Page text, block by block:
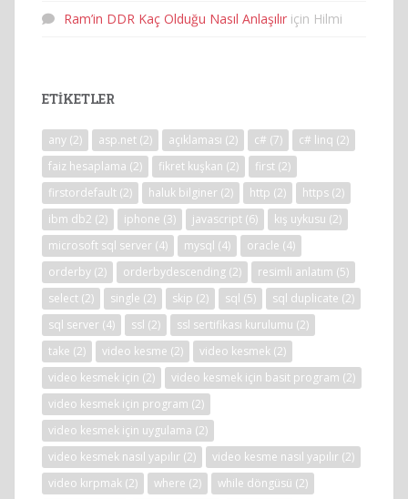
Ram’in DDR Kaç Olduğu Nasıl Anlaşılır için Hilmi
ETIKETLER
any (2) asp.net (2) açıklaması (2) c# (7) c# linq (2)
faiz hesaplama (2) fikret kuşkan (2) first (2)
firstordefault (2) haluk bilginer (2) http (2) https (2)
ibm db2 (2) iphone (3) javascript (6) kış uykusu (2)
microsoft sql server (4) mysql (4) oracle (4)
orderby (2) orderbydescending (2) resimli anlatım (5)
select (2) single (2) skip (2) sql (5) sql duplicate (2)
sql server (4) ssl (2) ssl sertifikası kurulumu (2)
take (2) video kesme (2) video kesmek (2)
video kesmek için (2) video kesmek için basit program (2)
video kesmek için program (2)
video kesmek için uygulama (2)
video kesmek nasıl yapılır (2) video kesme nasıl yapılır (2)
video kırpmak (2) where (2) while döngüsü (2)